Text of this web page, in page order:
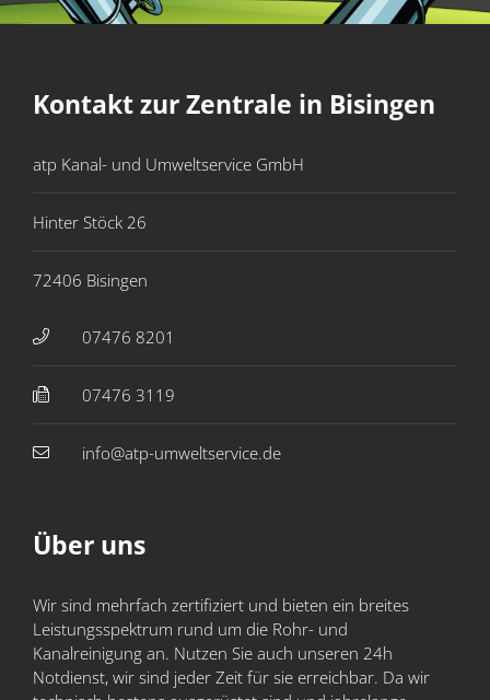
Kontakt zur Zentrale in Bisingen
atp Kanal- und Umweltservice GmbH
Hinter Stöck 26
72406 Bisingen
07476 8201
07476 ​3119
info@atp-umweltservice.de
Über uns
Wir sind mehrfach zertifiziert und bieten ein breites
Leistungs­spektrum rund um die Rohr- und
Kanalreinigung an. Nutzen Sie auch unseren 24h
Notdienst, wir sind jeder Zeit für sie erreichbar. Da wir